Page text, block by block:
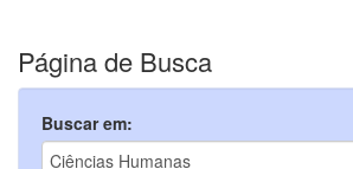
Página de Busca
Buscar em: